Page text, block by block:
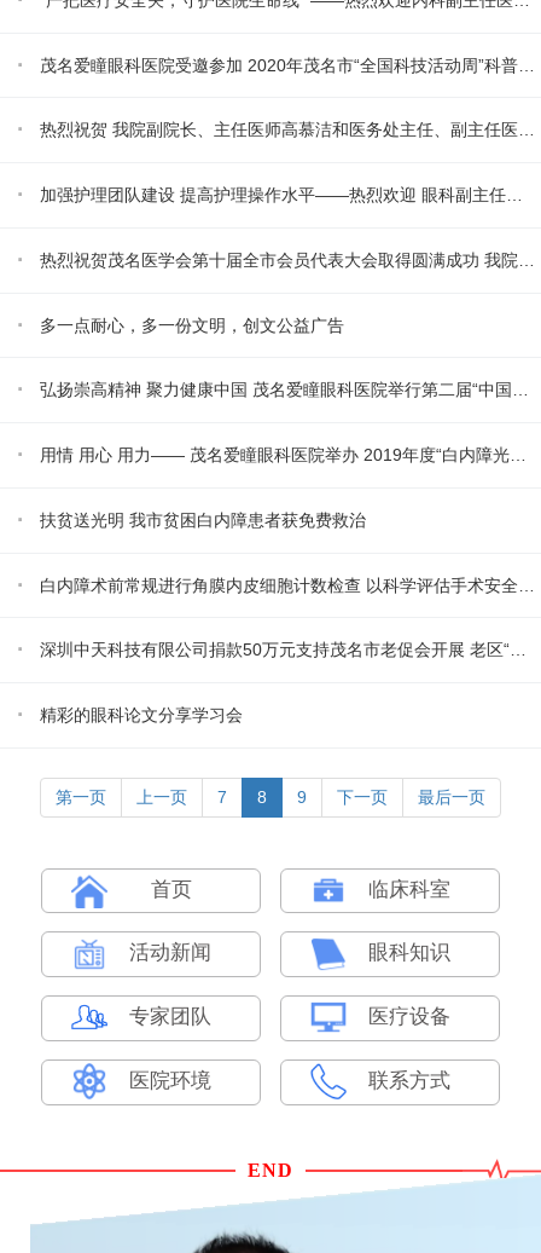
·
· 热烈祝贺 我院副院长、主任医师高慕洁和医务处主任、副主任医师龚丑分别荣获“茂南优秀医生”和“茂南优秀医务工作者”荣誉称号
·
·
· 多一点耐心，多一份文明，创文公益广告
· 弘扬崇高精神 聚力健康中国 茂名爱瞳眼科医院举行第二届“中国医师节”庆典 暨优秀医师表彰大会
·
· 扶贫送光明 我市贫困白内障患者获免费救治
·
· 深圳中天科技有限公司捐款50万元支持茂名市老促会开展 老区“白内障光明康复行动”
· 精彩的眼科论文分享学习会
第一页 上一页 7 8 9 下一页 最后一页
首页 临床科室
活动新闻 眼科知识
专家团队 医疗设备
医院环境 联系方式
END